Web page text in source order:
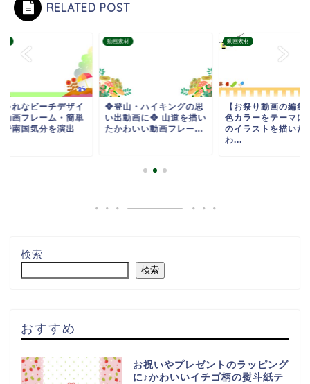
RELATED POST
ゃれなビーチデザイ
動画フレーム・簡単
で南国気分を演出
動画素材
❖登山・ハイキングの思
い出動画に❖ 山道を描い
たかわいい動画フレー...
動画素材
【お祭り動画の編集
色カラーをテーマに
のイラストを描いた
わ...
検索
検索
おすすめ
お祝いやプレゼントのラッピング
に♪かわいいイチゴ柄の熨斗紙テ